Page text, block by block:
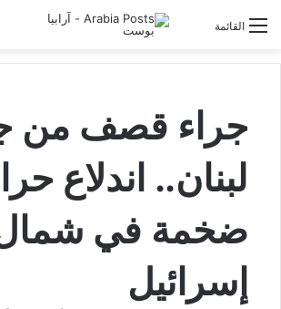
القائمة تسجيل الدخول
جراء قصف من
لبنان.. اندلاع
ضخمة في
إسرائيل